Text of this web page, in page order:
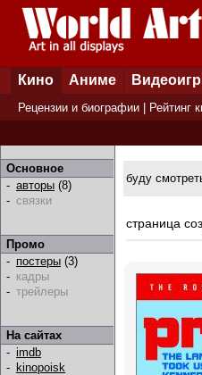
Кино Аниме
Рецензии и биографии Рейтинг
Основное
- авторы (8)
- связки
Промо
- постеры (3)
- кадры
- трейлеры
На сайтах
- imdb
- kinopoisk
буду
страница